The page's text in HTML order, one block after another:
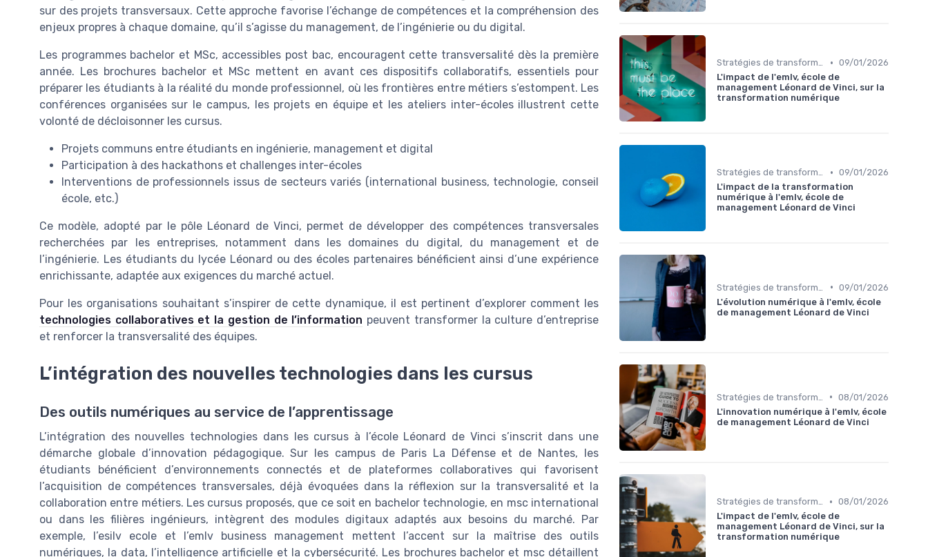
sur des projets transversaux. Cette approche favorise l’échange de compétences et la compréhension des
enjeux propres à chaque domaine, qu’il s’agisse du management, de l’ingénierie ou du digital.
Les programmes bachelor et MSc, accessibles post bac, encouragent cette transversalité dès la première
année. Les brochures bachelor et MSc mettent en avant ces dispositifs collaboratifs, essentiels pour
préparer les étudiants à la réalité du monde professionnel, où les frontières entre métiers s’estompent. Les
conférences organisées sur le campus, les projets en équipe et les ateliers inter-écoles illustrent cette
volonté de décloisonner les cursus.
Projets communs entre étudiants en ingénierie, management et digital
Participation à des hackathons et challenges inter-écoles
Interventions de professionnels issus de secteurs variés (international business, technologie, conseil
école, etc.)
Ce modèle, adopté par le pôle Léonard de Vinci, permet de développer des compétences transversales
recherchées par les entreprises, notamment dans les domaines du digital, du management et de
l’ingénierie. Les étudiants du lycée Léonard ou des écoles partenaires bénéficient ainsi d’une expérience
enrichissante, adaptée aux exigences du marché actuel.
Pour les organisations souhaitant s’inspirer de cette dynamique, il est pertinent d’explorer comment les
technologies collaboratives et la gestion de l’information peuvent transformer la culture d’entreprise
et renforcer la transversalité des équipes.
L’intégration des nouvelles technologies dans les cursus
Des outils numériques au service de l’apprentissage
L’intégration des nouvelles technologies dans les cursus à l’école Léonard de Vinci s’inscrit dans une
démarche globale d’innovation pédagogique. Sur les campus de Paris La Défense et de Nantes, les
étudiants bénéficient d’environnements connectés et de plateformes collaboratives qui favorisent
l’acquisition de compétences transversales, déjà évoquées dans la réflexion sur la transversalité et la
collaboration entre métiers. Les cursus proposés, que ce soit en bachelor technologie, en msc international
ou dans les filières ingénieurs, intègrent des modules digitaux adaptés aux besoins du marché. Par
exemple, l’esilv ecole et l’emlv business management mettent l’accent sur la maîtrise des outils
numériques, la data, l’intelligence artificielle et la cybersécurité. Les brochures bachelor et msc détaillent
Stratégies de transformation • 09/01/2026
L'impact de l'emlv, école de
management Léonard de Vinci, sur la
transformation numérique
Stratégies de transformation • 09/01/2026
L'impact de la transformation
numérique à l'emlv, école de
management Léonard de Vinci
• 09/01/2026
L'évolution numérique à l'emlv, école
de management Léonard de Vinci
• 08/01/2026
L'innovation numérique à l'emlv, école
de management Léonard de Vinci
Stratégies de transformation • 08/01/2026
L'impact de l'emlv, école de
management Léonard de Vinci, sur la
transformation numérique